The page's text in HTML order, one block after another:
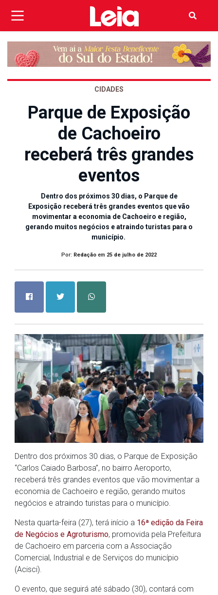
CIDADES
Parque de Exposição
de Cachoeiro
receberá três grandes
eventos
Dentro dos próximos 30 dias, o Parque de
Exposição receberá três grandes eventos que vão
movimentar a economia de Cachoeiro e região,
gerando muitos negócios e atraindo turistas para o
município.
Por: Redação em 25 de julho de 2022
Dentro dos próximos 30 dias, o Parque de Exposição
“Carlos Caiado Barbosa”, no bairro Aeroporto,
receberá três grandes eventos que vão movimentar a
economia de Cachoeiro e região, gerando muitos
negócios e atraindo turistas para o município.
Nesta quarta-feira (27), terá início a 16ª edição da Feira
de Negócios e Agroturismo, promovida pela Prefeitura
de Cachoeiro em parceria com a Associação
Comercial, Industrial e de Serviços do município
(Acisci).
O evento, que seguirá até sábado (30), contará com